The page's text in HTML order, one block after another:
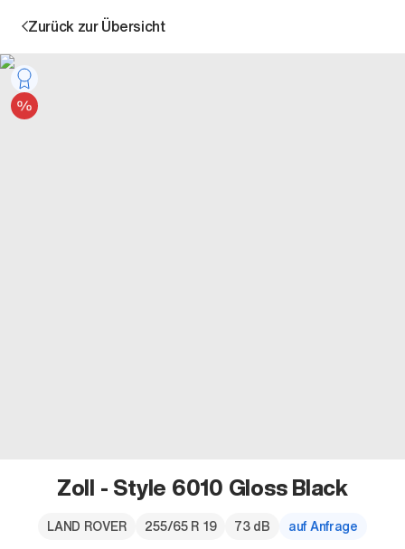
Der neue BMW X5.
Zurück zur Übersicht
Zoll - Style 6010 Gloss Black
LAND ROVER 255/65 R 19 73 dB auf Anfrage